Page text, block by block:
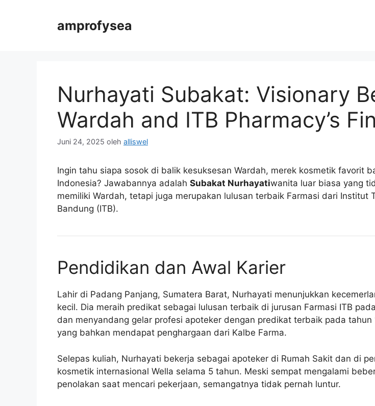
amprofysea
Nurhayati Subakat: Visionary
Wardah and ITB Pharmacy’s
Juni 24, 2025 oleh alliswel
Ingin tahu siapa sosok di balik kesuksesan Wardah, merek kosmetik favorit
Indonesia? Jawabannya adalah Subakat Nurhayatiwanita luar biasa yang
memiliki Wardah, tetapi juga merupakan lulusan terbaik Farmasi dari Institut
Bandung (ITB).
Pendidikan dan Awal Karier
Lahir di Padang Panjang, Sumatera Barat, Nurhayati menunjukkan
kecil. Dia meraih predikat sebagai lulusan terbaik di jurusan Farmasi ITB
dan menyandang gelar profesi apoteker dengan predikat terbaik pada tahun
yang bahkan mendapat penghargaan dari Kalbe Farma.
Selepas kuliah, Nurhayati bekerja sebagai apoteker di Rumah Sakit dan di
kosmetik internasional Wella selama 5 tahun. Meski sempat mengalami
penolakan saat mencari pekerjaan, semangatnya tidak pernah luntur.